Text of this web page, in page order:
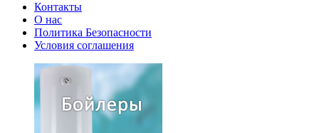
Контакты
О нас
Политика Безопасности
Условия соглашения